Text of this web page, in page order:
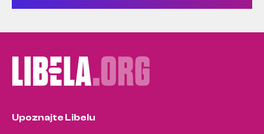
Upoznajte Libelu